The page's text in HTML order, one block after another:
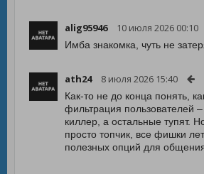
alig95946 10 июля 2026 00:10
Имба знакомка, чуть не
ath24 8 июля 2026 15:40
Как-то не до конца понять,
фильтрация пользователей
киллер, а остальные тупят.
просто топчик, все фишки
полезных опций для